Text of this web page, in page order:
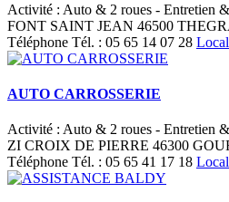
Activité : Auto & 2 roues - Entretien
FONT SAINT JEAN 46500
Téléphone Tél. : 05 65 14 07 28
AUTO CARROSSERIE
Activité : Auto & 2 roues - Entretien
ZI CROIX DE PIERRE 46300
Téléphone Tél. : 05 65 41 17 18